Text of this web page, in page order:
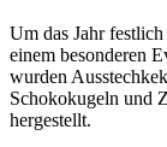
Um das Jahr
einem besonderen
wurden
Schokokugeln und
hergestellt.